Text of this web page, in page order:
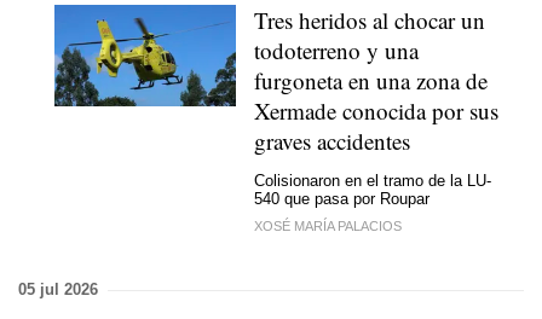
Tres heridos al chocar un
todoterreno y una
furgoneta en una zona de
Xermade conocida por sus
graves accidentes
Colisionaron en el tramo de la LU-
540 que pasa por Roupar
XOSÉ MARÍA PALACIOS
05 jul 2026